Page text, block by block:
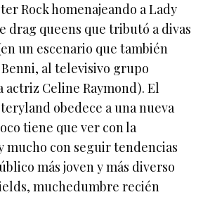
Rock homenajeando a Lady
drag queens que tributó a divas
un escenario que también
al televisivo grupo
actriz Celine Raymond). El
obedece a una nueva
tiene que ver con la
mucho con seguir tendencias
más joven y más diverso
muchedumbre recién